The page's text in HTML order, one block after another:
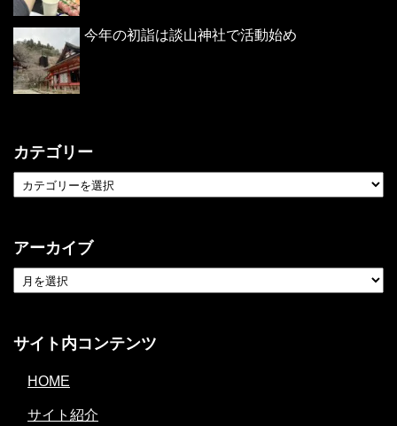
今年の初詣は談山神社で活動始め
カテゴリー
アーカイブ
サイト内コンテンツ
HOME
サイト紹介